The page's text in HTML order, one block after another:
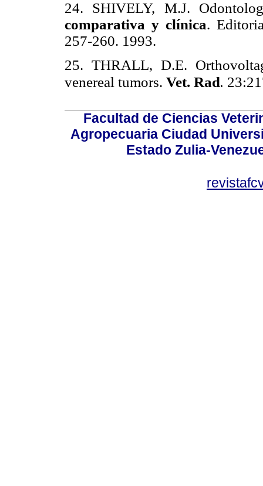
24. SHIVELY, M.J.
comparativa y clínica.
257-260. 1993.
25. THRALL, D.E.
venereal tumors. Vet. Rad.
Facultad de Ciencias
Agropecuaria Ciudad
Estado Zulia-